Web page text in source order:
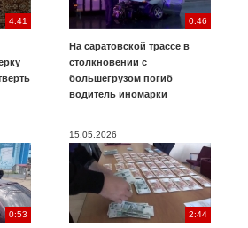
4:41 0:46
На саратовской трассе в
столкновении с
большегрузом погиб
водитель иномарки
0:53
15.05.2026
2:44